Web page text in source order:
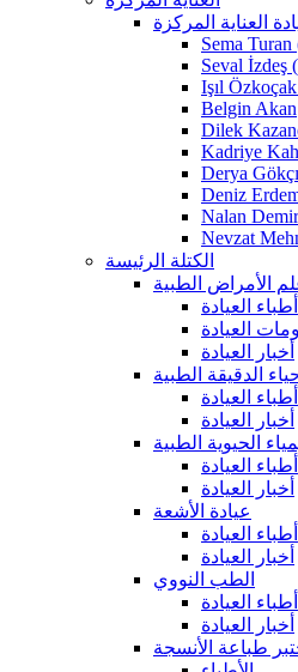
العناية المركزة
Sema
Seval İzdeş
Işıl
Belgin Akan
Dilek
Kadriye
Derya
Deniz
Nalan Demir
Nevzat
الكتلة الرئيسة
الأمراض الطبية
أطباء العيادة
العيادة
أخبار العيادة
الدقيقة الطبية
أطباء العيادة
أخبار العيادة
الحيوية الطبية
أطباء العيادة
أخبار العيادة
عيادة الأشعة
أطباء العيادة
أخبار العيادة
الطب النووي
أطباء العيادة
أخبار العيادة
طباعة الأنسجة